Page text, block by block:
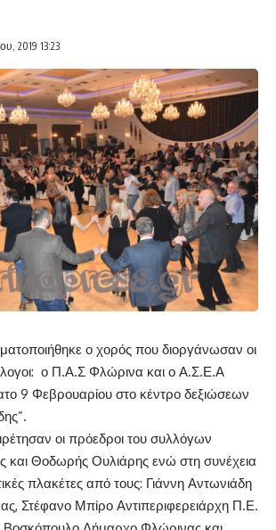
2019 13:23
ο χορός που διοργάνωσαν οι
ο Π.Α.Σ Φλώρινα και ο Α.Σ.Ε.Α
9 Φεβρουαρίου στο κέντρο δεξιώσεων
οι πρόεδροι του συλλόγων
και Θοδωρής Ουλιάρης ενώ στη συνέχεια
πλακέτες από τους: Γιάννη Αντωνιάδη
Στέφανο Μπίρο Αντιπεριφερειάρχη Π.Ε.